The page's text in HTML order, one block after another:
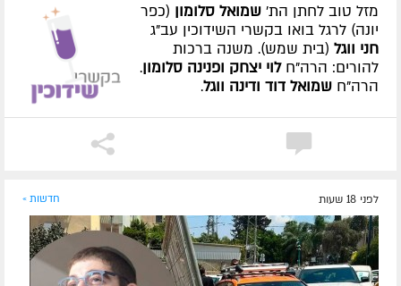
מזל טוב לחתן הת' שמואל סלומון (כפר
יונה) לרגל בואו בקשרי השידוכין עב"ג
חני ווגל (בית שמש). משנה ברכות
להורים: הרה"חלוי יצחק ופנינה סלומון.
הרה"ח שמואל דוד ודינה ווגל.
לפני 18 שעות חדשות »